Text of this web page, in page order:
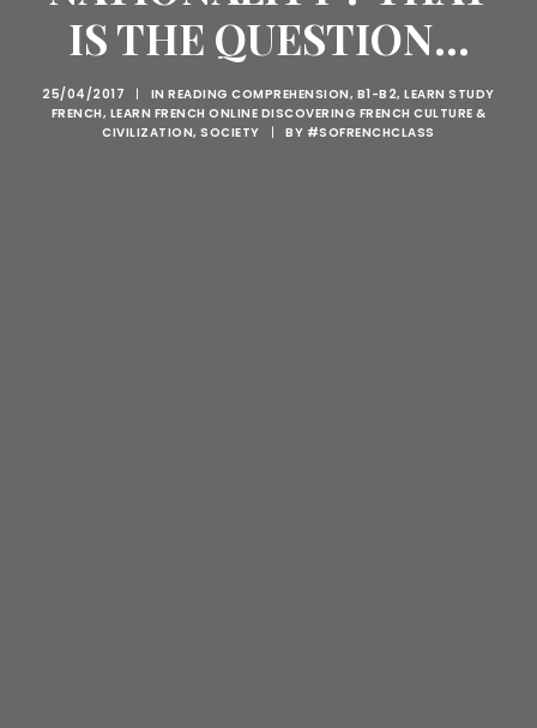
IS THE QUESTION...
25/04/2017 | INREADING COMPREHENSION, B1-B2,LEARN STUDY
FRENCH, LEARN FRENCH ONLINE DISCOVERING FRENCH CULTURE &
CIVILIZATION,SOCIETY | BY #SOFRENCHCLASS